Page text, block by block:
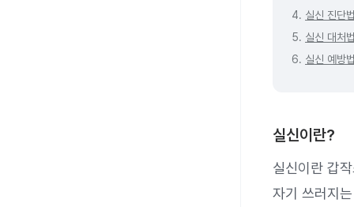
4. 실신 진단
5. 실신 대처
6. 실신 예방
실신이란?
실신이란 갑
자기 쓰러지